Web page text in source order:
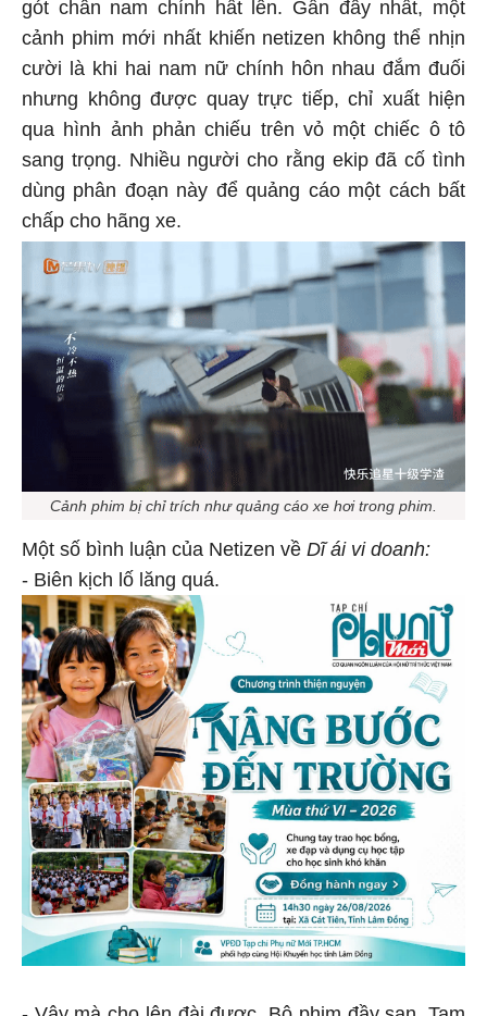
gót chân nam chính hất lên. Gần đây nhất, một
cảnh phim mới nhất khiến netizen không thể nhịn
cười là khi hai nam nữ chính hôn nhau đắm đuối
nhưng không được quay trực tiếp, chỉ xuất hiện
qua hình ảnh phản chiếu trên vỏ một chiếc ô tô
sang trọng. Nhiều người cho rằng ekip đã cố tình
dùng phân đoạn này để quảng cáo một cách bất
chấp cho hãng xe.
Cảnh phim bị chỉ trích như quảng cáo xe hơi trong phim.
Một số bình luận của Netizen về Dĩ ái vi doanh:
- Biên kịch lố lăng quá.